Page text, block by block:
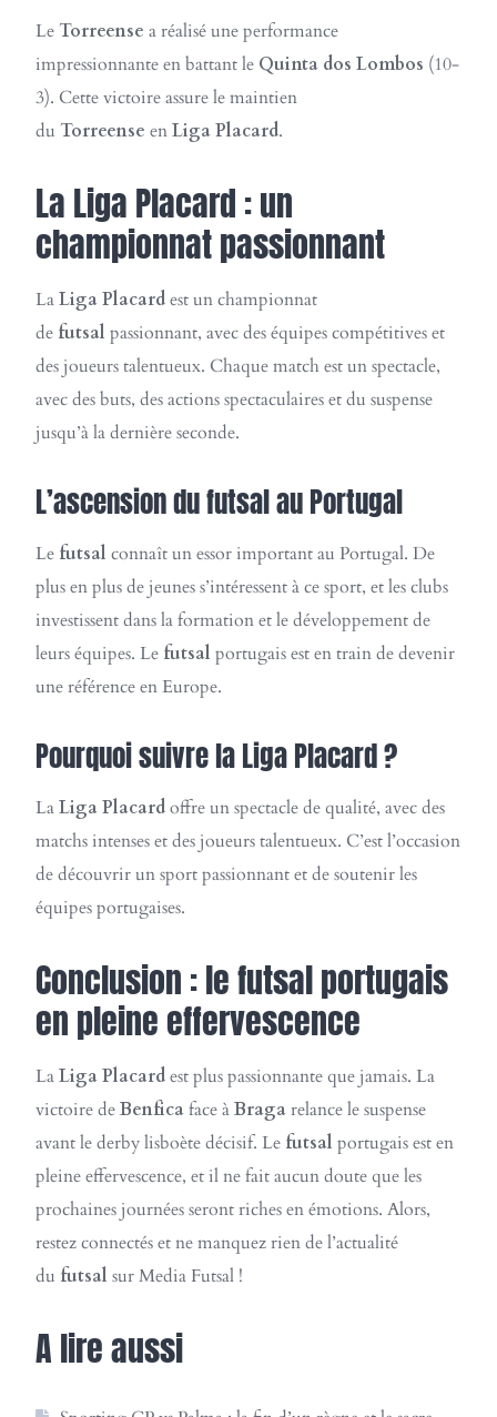
LeTorreense a réalisé une performance
impressionnante en battant le Quinta dos Lombos (10-
3). Cette victoire assure le maintien
du Torreense enLiga Placard.
La Liga Placard : un
championnat passionnant
LaLiga Placardest un championnat
de futsal passionnant, avec des équipes compétitives et
des joueurs talentueux. Chaque match est un spectacle,
avec des buts, des actions spectaculaires et du suspense
jusqu’à la dernière seconde.
L’ascension du futsal au Portugal
Le futsal connaît un essor important au Portugal. De
plus en plus de jeunes s’intéressent à ce sport, et les clubs
investissent dans la formation et le développement de
leurs équipes. Le futsal portugais est en train de devenir
une référence en Europe.
Pourquoi suivre la Liga Placard ?
LaLiga Placardoffre un spectacle de qualité, avec des
matchs intenses et des joueurs talentueux. C’est l’occasion
de découvrir un sport passionnant et de soutenir les
équipes portugaises.
Conclusion : le futsal portugais
en pleine effervescence
LaLiga Placardest plus passionnante que jamais. La
victoire deBenficaface àBragarelance le suspense
avant le derby lisboète décisif. Le futsal portugais est en
pleine effervescence, et il ne fait aucun doute que les
prochaines journées seront riches en émotions. Alors,
restez connectés et ne manquez rien de l’actualité
du futsal sur Media Futsal !
A lire aussi